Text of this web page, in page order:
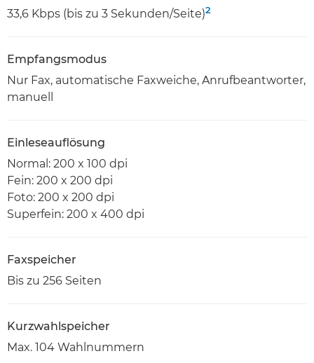
33,6 Kbps (bis zu 3 Sekunden/Seite)2
Empfangsmodus
Nur Fax, automatische Faxweiche, Anrufbeantworter,
manuell
Einleseauflösung
Normal: 200 x 100 dpi
Fein: 200 x 200 dpi
Foto: 200 x 200 dpi
Superfein: 200 x 400 dpi
Faxspeicher
Bis zu 256 Seiten
Kurzwahlspeicher
Max. 104 Wahlnummern